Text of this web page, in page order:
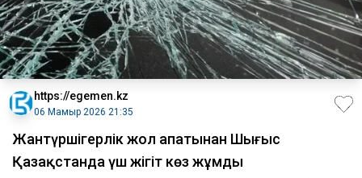
https://egemen.kz
06 Мамыр 2026 21:35
Жантүршігерлік жол апатынан Шығыс
Қазақстанда үш жігіт көз жұмды